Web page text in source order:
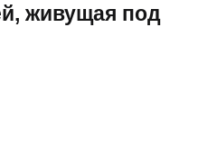
живущая под